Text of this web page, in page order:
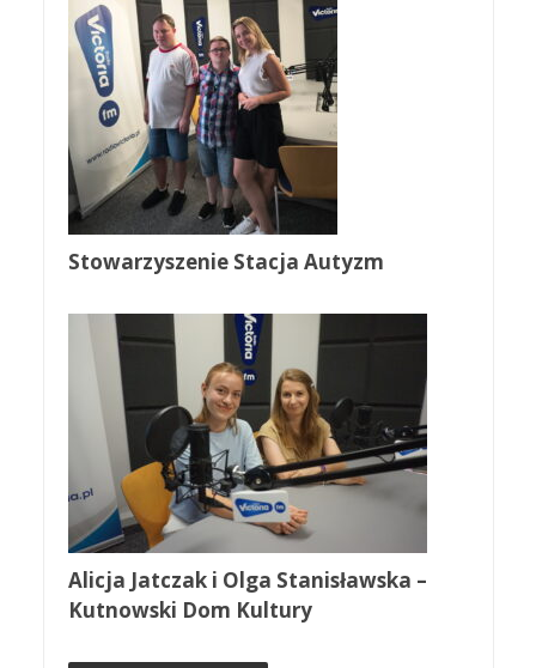
Stowarzyszenie Stacja Autyzm
Alicja Jatczak i Olga Stanisławska –
Kutnowski Dom Kultury